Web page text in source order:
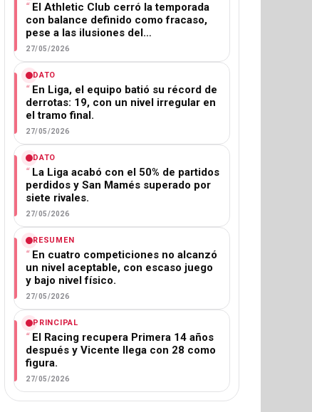
El Athletic Club cerró la temporada
con balance definido como fracaso,
pese a las ilusiones del…
27/05/2026
DATO
En Liga, el equipo batió su récord de
derrotas: 19, con un nivel irregular en
el tramo final.
27/05/2026
DATO
La Liga acabó con el 50% de partidos
perdidos y San Mamés superado por
siete rivales.
27/05/2026
RESUMEN
En cuatro competiciones no alcanzó
un nivel aceptable, con escaso juego
y bajo nivel físico.
27/05/2026
PRINCIPAL
El Racing recupera Primera 14 años
después y Vicente llega con 28 como
figura.
27/05/2026